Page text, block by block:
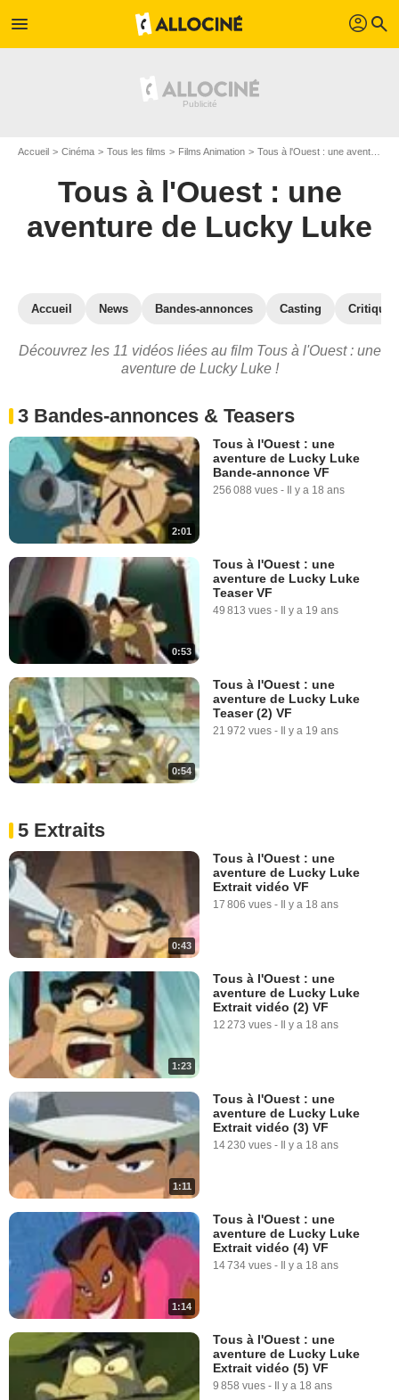
menu profil search
Accueil Cinéma Tous les films Films Animation Tous à l'Ouest : une aventure de Lucky Luke
Tous à l'Ouest : une
aventure de Lucky Luke
Accueil News Bandes-annonces Casting
Découvrez les 11 vidéos liées au film Tous à l'Ouest : une
aventure de Lucky Luke !
3 Bandes-annonces & Teasers
2:01
Tous à l'Ouest : une
aventure de Lucky Luke
Bande-annonce VF
256 088 vues - Il y a 18 ans
0:53
Tous à l'Ouest : une
aventure de Lucky Luke
Teaser VF
49 813 vues - Il y a 19 ans
0:54
Tous à l'Ouest : une
aventure de Lucky Luke
Teaser (2) VF
21 972 vues - Il y a 19 ans
5 Extraits
0:43
Tous à l'Ouest : une
aventure de Lucky Luke
Extrait vidéo VF
17 806 vues - Il y a 18 ans
1:23
Tous à l'Ouest : une
aventure de Lucky Luke
Extrait vidéo (2) VF
12 273 vues - Il y a 18 ans
1:11
Tous à l'Ouest : une
aventure de Lucky Luke
Extrait vidéo (3) VF
14 230 vues - Il y a 18 ans
1:14
Tous à l'Ouest : une
aventure de Lucky Luke
Extrait vidéo (4) VF
14 734 vues - Il y a 18 ans
Tous à l'Ouest : une
aventure de Lucky Luke
Extrait vidéo (5) VF
9 858 vues - Il y a 18 ans